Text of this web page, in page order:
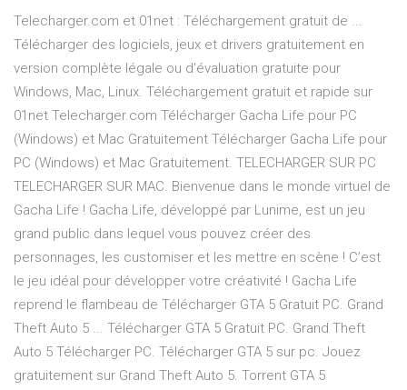
Telecharger.com et 01net : Téléchargement gratuit de ...
Télécharger des logiciels, jeux et drivers gratuitement en
version complète légale ou d'évaluation gratuite pour
Windows, Mac, Linux. Téléchargement gratuit et rapide sur
01net Telecharger.com Télécharger Gacha Life pour PC
(Windows) et Mac Gratuitement Télécharger Gacha Life pour
PC (Windows) et Mac Gratuitement. TELECHARGER SUR PC
TELECHARGER SUR MAC. Bienvenue dans le monde virtuel de
Gacha Life ! Gacha Life, développé par Lunime, est un jeu
grand public dans lequel vous pouvez créer des
personnages, les customiser et les mettre en scène ! C’est
le jeu idéal pour développer votre créativité ! Gacha Life
reprend le flambeau de Télécharger GTA 5 Gratuit PC. Grand
Theft Auto 5 ... Télécharger GTA 5 Gratuit PC. Grand Theft
Auto 5 Télécharger PC. Télécharger GTA 5 sur pc. Jouez
gratuitement sur Grand Theft Auto 5. Torrent GTA 5